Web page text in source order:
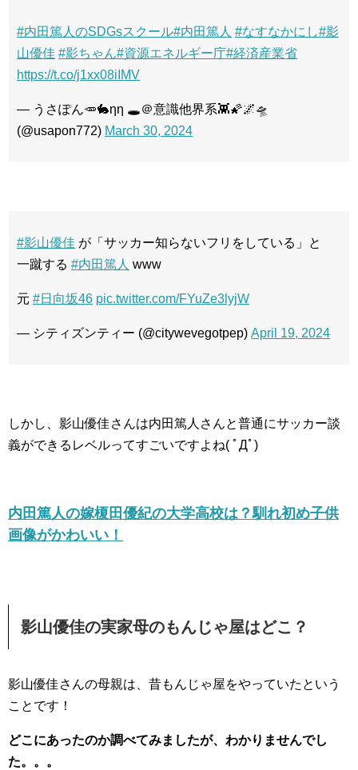
#内田篤人のSDGsスクール#内田篤人 #なすなかにし#影
山優佳 #影ちゃん#資源エネルギー庁#経済産業省
https://t.co/j1xx08iIMV
— うさぽん🥕🐇ηη 🕳＠意識他界系👾🌠🌌🛸
(@usapon772) March 30, 2024
#影山優佳 が「サッカー知らないフリをしている」と
一蹴する #内田篤人 www
元 #日向坂46 pic.twitter.com/FYuZe3lyjW
— シティズンティー (@citywevegotpep) April 19, 2024
しかし、影山優佳さんは内田篤人さんと普通にサッカー談
義ができるレベルってすごいですよね( ﾟДﾟ)
内田篤人の嫁榎田優紀の大学高校は？馴れ初め子供
画像がかわいい！
影山優佳の実家母のもんじゃ屋はどこ？
影山優佳さんの母親は、昔もんじゃ屋をやっていたという
ことです！
どこにあったのか調べてみましたが、わかりませんでし
た。。。